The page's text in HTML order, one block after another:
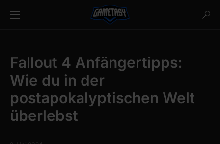
Fallout 4 Anfängertipps:
Wie du in der
postapokalyptischen Welt
überlebst